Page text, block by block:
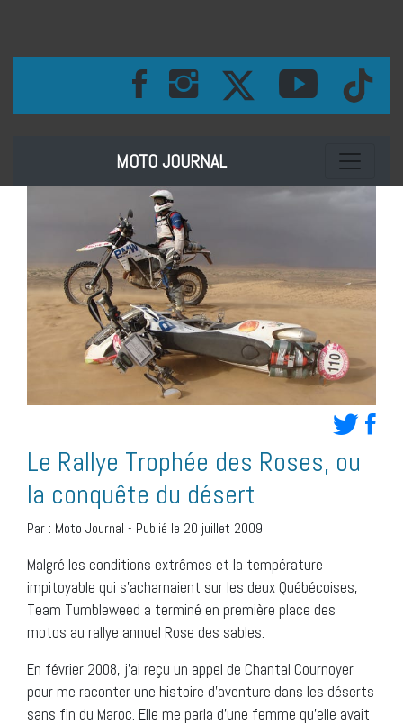
MOTO JOURNAL Toggle
Le Rallye Trophée des Roses, ou
la conquête du désert
Par : Moto Journal - Publié le 20 juillet 2009
Malgré les conditions extrêmes et la température
impitoyable qui s’acharnaient sur les deux Québécoises,
Team Tumbleweed a terminé en première place des
motos au rallye annuel Rose des sables.
En février 2008, j’ai reçu un appel de Chantal Cournoyer
pour me raconter une histoire d’aventure dans les déserts
sans fin du Maroc. Elle me parla d’une femme qu’elle avait